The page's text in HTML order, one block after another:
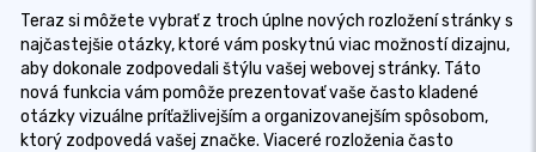
Teraz si môžete vybrať z troch úplne nových rozložení stránky s
najčastejšie otázky, ktoré vám poskytnú viac možností dizajnu,
aby dokonale zodpovedali štýlu vašej webovej stránky. Táto
nová funkcia vám pomôže prezentovať vaše často kladené
otázky vizuálne príťažlivejším a organizovanejším spôsobom,
ktorý zodpovedá vašej značke. Viaceré rozloženia často